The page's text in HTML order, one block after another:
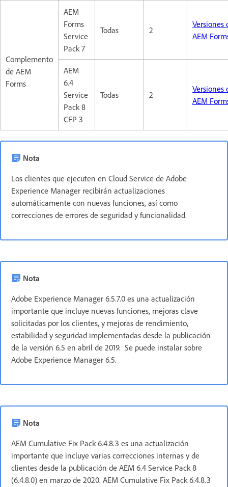
Complemento
de AEM
Forms
AEM
Forms
Service
Pack 7
Todas 2
Versiones
AEM
AEM
6.4
Service
Pack 8
CFP 3
Todas 2
Versiones
AEM
Nota
Los clientes que ejecuten en Cloud Service de Adobe
Experience Manager recibirán actualizaciones
automáticamente con nuevas funciones, así como
correcciones de errores de seguridad y funcionalidad.
Nota
Adobe Experience Manager 6.5.7.0 es una actualización
importante que incluye nuevas funciones, mejoras clave
solicitadas por los clientes, y mejoras de rendimiento,
estabilidad y seguridad implementadas desde la publicación
de la versión 6.5 en abril de 2019. Se puede instalar sobre
Adobe Experience Manager 6.5.
Nota
AEM Cumulative Fix Pack 6.4.8.3 es una actualización
importante que incluye varias correcciones internas y de
clientes desde la publicación de AEM 6.4 Service Pack 8
(6.4.8.0) en marzo de 2020. AEM Cumulative Fix Pack 6.4.8.3